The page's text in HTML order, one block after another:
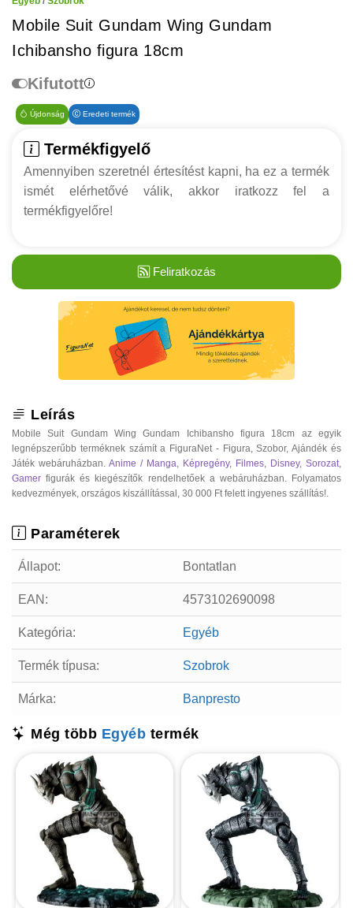
Mobile Suit Gundam Wing Gundam
Ichibansho figura 18cm
Kifutott
Újdonság Eredeti termék
Termékfigyelő
Amennyiben szeretnél értesítést kapni, ha ez a termék
ismét elérhetővé válik, akkor iratkozz fel a
termékfigyelőre!
Feliratkozás
Leírás
Mobile Suit Gundam Wing Gundam Ichibansho figura 18cm az egyik
legnépszerűbb terméknek számít a FiguraNet - Figura, Szobor, Ajándék és
Játék webáruházban. Anime / Manga Képregény, Filmes Disney, Sorozat
Gamer figurák és kiegészítők rendelhetőek a webáruházban. Folyamatos
kedvezmények, országos kiszállítással, 30 000 Ft felett ingyenes szállítás!.
Paraméterek
Állapot: Bontatlan
EAN: 4573102690098
Kategória: Egyéb
Termék típusa: Szobrok
Márka: Banpresto
Még több Egyéb termék